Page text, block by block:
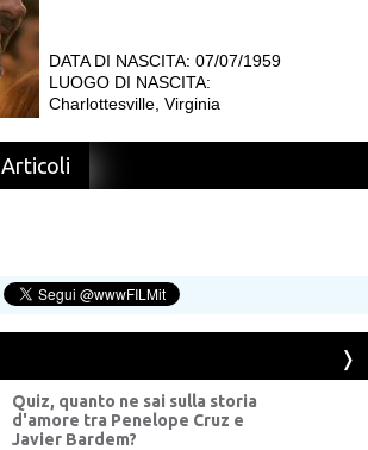
DATA DI NASCITA: 07/07/1959
LUOGO DI NASCITA:
Charlottesville, Virginia
Articoli
Quiz, quanto ne sai sulla storia
d'amore tra Penelope Cruz e
Javier Bardem?